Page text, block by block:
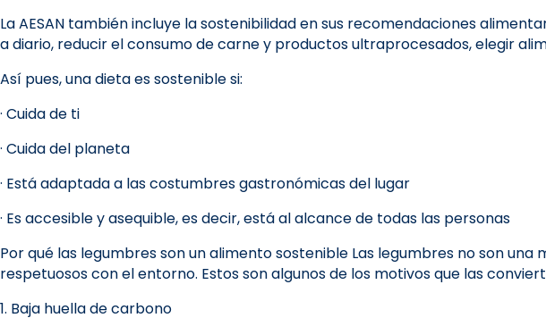
La AESAN también incluye la sostenibilidad en sus recomendaciones
a diario, reducir el consumo de carne y productos ultraprocesados, elegir
Así pues, una dieta es sostenible si:
· Cuida de ti
· Cuida del planeta
· Está adaptada a las costumbres gastronómicas del lugar
· Es accesible y asequible, es decir, está al alcance de todas las personas
Por qué las legumbres son un alimento sostenible Las legumbres no son
respetuosos con el entorno. Estos son algunos de los motivos que las
1. Baja huella de carbono